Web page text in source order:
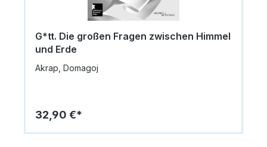
G*tt. Die großen Fragen zwischen Himmel
und Erde
Akrap, Domagoj
32,90 €*